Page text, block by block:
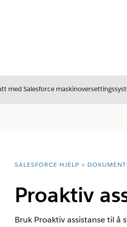
med Salesforce
Du er her:
SALESFORCE HJELP
Proaktiv
Bruk Proaktiv assistanse til